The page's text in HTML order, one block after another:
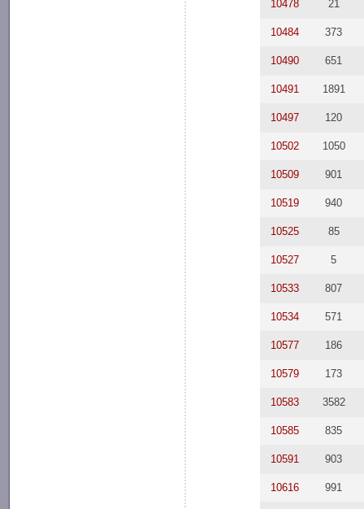
10478 21
10484 373
10490 651
10491 1891
10497 120
10502 1050
10509 901
10519 940
10525 85
10527 5
10533 807
10534 571
10577 186
10579 173
10583 3582
10585 835
10591 903
10616 991